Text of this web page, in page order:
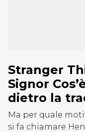
Stranger
Signor
dietro la
Ma per quale
si fa chiamare